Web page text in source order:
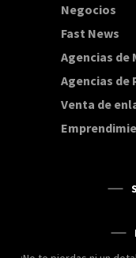
Negocios
Fast News
Agencias de
Agencias de
Venta de